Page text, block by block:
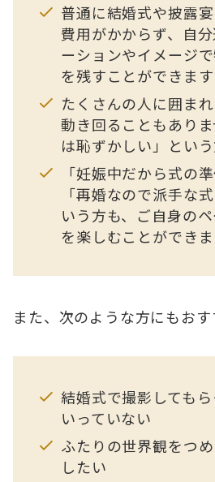
普通に結婚式や披露
費用がかからず、自
ーションやイメージ
を残すことができます
たくさんの人に囲まれ
動き回ることもあり
は恥ずかしい」とい
「妊娠中だから式の
「再婚なので派手な
いう方も、ご自身の
を楽しむことができ
また、次のような方にもおす
結婚式で撮影しても
いっていない
ふたりの世界観をつ
したい